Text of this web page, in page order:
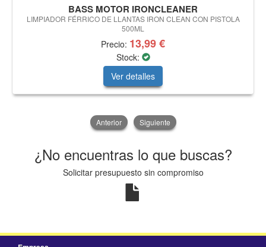
BASS MOTOR IRONCLEANER
LIMPIADOR FÉRRICO DE LLANTAS IRON CLEAN CON PISTOLA
500ML
Precio: 13,99 €
Stock:
Ver detalles
Anterior Siguiente
¿No encuentras lo que buscas?
Solicitar presupuesto sin compromiso